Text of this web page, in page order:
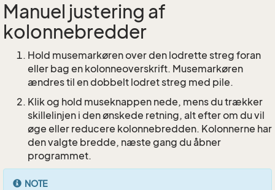
Manuel justering af
kolonnebredder
Hold musemarkøren over den lodrette streg foran
eller bag en kolonneoverskrift. Musemarkøren
ændres til en dobbelt lodret streg med pile.
Klik og hold museknappen nede, mens du trækker
skillelinjen i den ønskede retning, alt efter om du vil
øge eller reducere kolonnebredden. Kolonnerne har
den valgte bredde, næste gang du åbner
programmet.
NOTE